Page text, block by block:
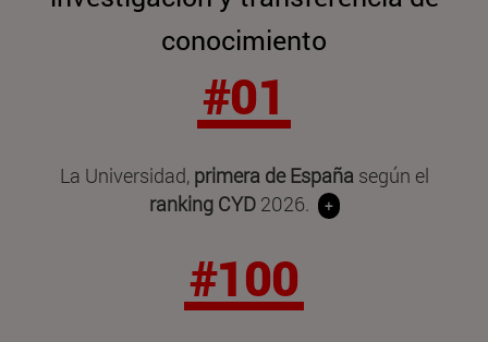
conocimiento
#01
La Universidad, primera de España según el
ranking CYD2026. +
#100